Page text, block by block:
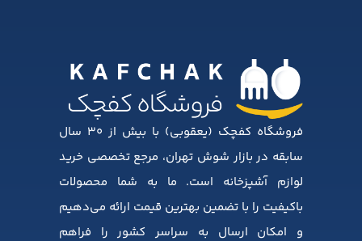
فروشگاه کفچک (یعقوبی) با بیش از ۳۰ سال
سابقه در بازار شوش تهران، مرجع تخصصی خرید
لوازم آشپزخانه است. ما به شما محصولات
باکیفیت را با تضمین بهترین قیمت ارائه می‌دهیم
و امکان ارسال به سراسر کشور را فراهم